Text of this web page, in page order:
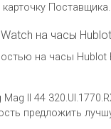
Поставщика.
на часы
на часы Hublot
II 44
предложить